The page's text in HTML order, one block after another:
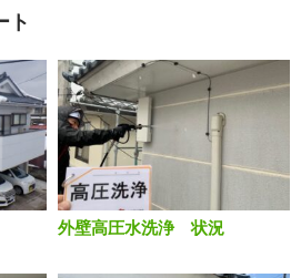
ト
外壁高圧水洗浄 状況